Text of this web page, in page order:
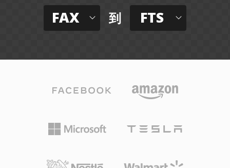
FAX 到 FTS